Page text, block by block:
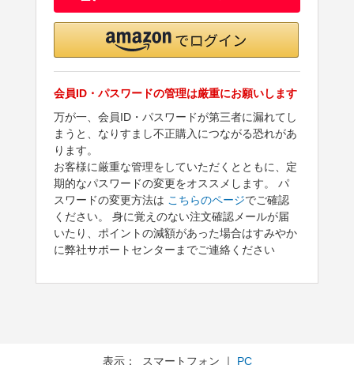
会員ID・パスワードの管理は厳重にお願いします
万が一、会員ID・パスワードが第三者に漏れてし
まうと、なりすまし不正購入につながる恐れがあ
ります。
お客様に厳重な管理をしていただくとともに、定
期的なパスワードの変更をオススメします。 パ
スワードの変更方法は こちらのページでご確認
ください。 身に覚えのない注文確認メールが届
いたり、ポイントの減額があった場合はすみやか
に弊社サポートセンターまでご連絡ください
表示： スマートフォン ｜ PC